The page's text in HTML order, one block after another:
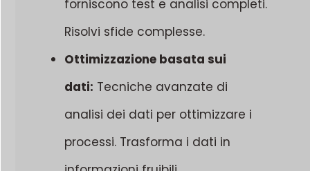
forniscono test e analisi completi.
Risolvi sfide complesse.
Ottimizzazione basata sui
dati: Tecniche avanzate di
analisi dei dati per ottimizzare i
processi. Trasforma i dati in